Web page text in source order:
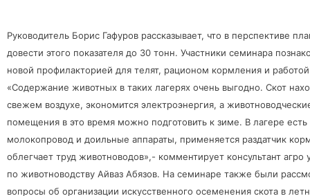
Руководитель Борис Гафуров рассказывает, что в перспективе
довести этого показателя до 30 тонн. Участники семинара
новой профилакторией для телят, рационом кормления и
«Содержание животных в таких лагерях очень выгодно. Скот
свежем воздухе, экономится электроэнергия, а
помещения в это время можно подготовить к зиме. В лагере есть
молокопровод и доильные аппараты, применяется раздатчик
облегчает труд животноводов»,- комментирует консультант агро
по животноводству Айваз Абязов. На семинаре также были
вопросы об организации искусственного осеменения скота в